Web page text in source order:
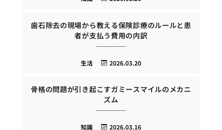
歯石除去の現場から教える保険診療のルールと患
者が支払う費用の内訳
2026.03.20
生活
骨格の問題が引き起こすガミースマイルのメカニ
ズム
2026.03.16
知識